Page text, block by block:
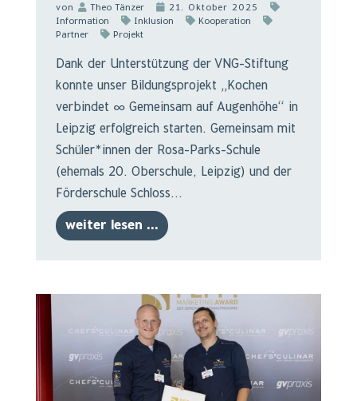
von Theo Tänzer
21. Oktober 2025
Information
Inklusion
Kooperation
Partner
Projekt
Dank der Unterstützung der VNG-Stiftung
konnte unser Bildungsprojekt „Kochen
verbindet ∞ Gemeinsam auf Augenhöhe“ in
Leipzig erfolgreich starten. Gemeinsam mit
Schüler*innen der Rosa-Parks-Schule
(ehemals 20. Oberschule, Leipzig) und der
Förderschule Schloss...
weiter lesen ...